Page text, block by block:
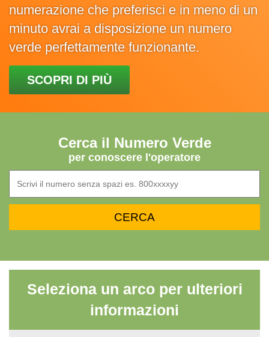
numerazione che preferisci e in meno di un
minuto avrai a disposizione un numero
verde perfettamente funzionante.
SCOPRI DI PIÙ
Cerca il Numero Verde
per conoscere l'operatore
Seleziona un arco per ulteriori
informazioni